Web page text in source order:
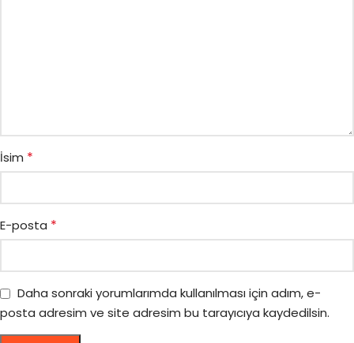
İsim *
E-posta *
Daha sonraki yorumlarımda kullanılması için adım, e-
posta adresim ve site adresim bu tarayıcıya kaydedilsin.